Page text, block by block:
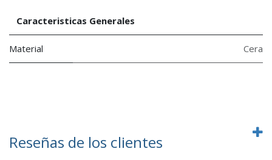
Caracteristicas Generales
Material Cera
Reseñas de los clientes